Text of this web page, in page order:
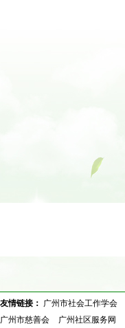
友情链接： 广州市社会工作学会
广州市慈善会
广州社区服务网